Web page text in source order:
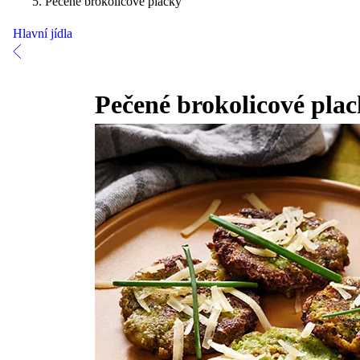
Hlavní jídla
Pečené brokolicové